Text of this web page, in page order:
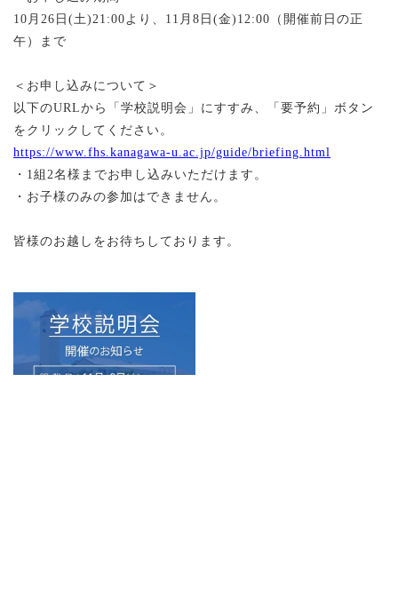
10月26日(土)21:00より、11月8日(金)12:00（開催前日の正
午）まで
＜お申し込みについて＞
以下のURLから「学校説明会」にすすみ、「要予約」ボタン
をクリックしてください。
https://www.fhs.kanagawa-u.ac.jp/guide/briefing.html
・1組2名様までお申し込みいただけます。
・お子様のみの参加はできません。
皆様のお越しをお待ちしております。